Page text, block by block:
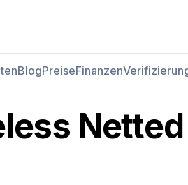
BlogPreiseFinanzen
Netted